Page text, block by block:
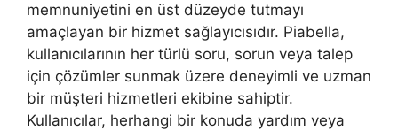
memnuniyetini en üst düzeyde tutmayı
amaçlayan bir hizmet sağlayıcısıdır. Piabella,
kullanıcılarının her türlü soru, sorun veya talep
için çözümler sunmak üzere deneyimli ve uzman
bir müşteri hizmetleri ekibine sahiptir.
Kullanıcılar, herhangi bir konuda yardım veya